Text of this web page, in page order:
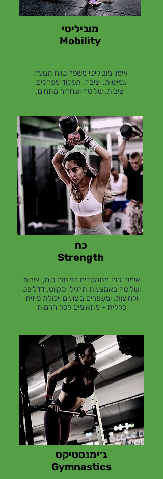
מוביליטי
Mobility
אימון מוביליטי משפר טווח תנועה,
גמישות, יציבה, תפקוד מפרקים,
יציבות, שליטה ושחרור מתחים.
כח
Strength
אימוני כוח מתמקדים בפיתוח כוח, יציבות
ושליטה באמצעות תרגילי סקווט, דדליפט
ולחיצות, ומשפרים ביצועים ויכולת פיזית
כללית - מתאימים לכל הרמות
ג׳ימנסטיקס
Gymnastics